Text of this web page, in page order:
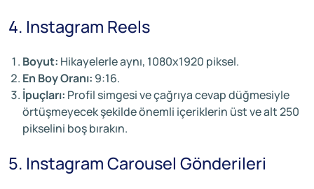
4. Instagram Reels
Boyut: Hikayelerle aynı, 1080x1920 piksel.
En Boy Oranı: 9:16.
İpuçları: Profil simgesi ve çağrıya cevap düğmesiyle
örtüşmeyecek şekilde önemli içeriklerin üst ve alt 250
pikselini boş bırakın.
5. Instagram Carousel Gönderileri